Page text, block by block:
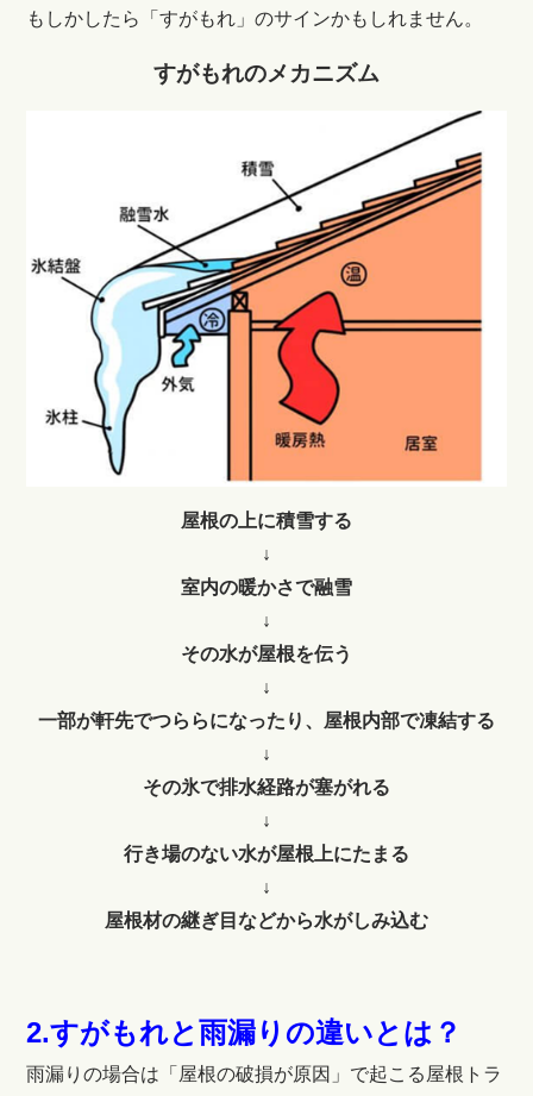
もしかしたら「すがもれ」のサインかもしれません。
すがもれのメカニズム
屋根の上に積雪する
↓
室内の暖かさで融雪
↓
その水が屋根を伝う
↓
一部が軒先でつららになったり、屋根内部で凍結する
↓
その氷で排水経路が塞がれる
↓
行き場のない水が屋根上にたまる
↓
屋根材の継ぎ目などから水がしみ込む
2.すがもれと雨漏りの違いとは？
雨漏りの場合は「屋根の破損が原因」で起こる屋根トラ